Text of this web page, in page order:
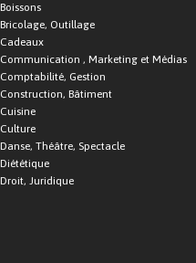
Boissons
Bricolage, Outillage
Cadeaux
Communication , Marketing et Médias
Comptabilité, Gestion
Construction, Bâtiment
Cuisine
Culture
Danse, Théâtre, Spectacle
Diététique
Droit, Juridique